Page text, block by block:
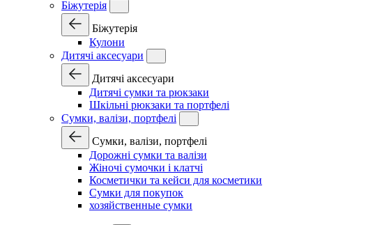
Біжутерія
Біжутерія
Кулони
Дитячі аксесуари
Дитячі аксесуари
Дитячі сумки та рюкзаки
Шкільні рюкзаки та портфелі
Сумки, валізи, портфелі
Сумки, валізи, портфелі
Дорожні сумки та валізи
Жіночі сумочки і клатчі
Косметички та кейси для косметики
Сумки для покупок
хозяйственные сумки